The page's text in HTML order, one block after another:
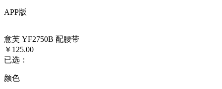
APP版
意芙 YF2750B 配腰带
￥125.00
已选：
颜色